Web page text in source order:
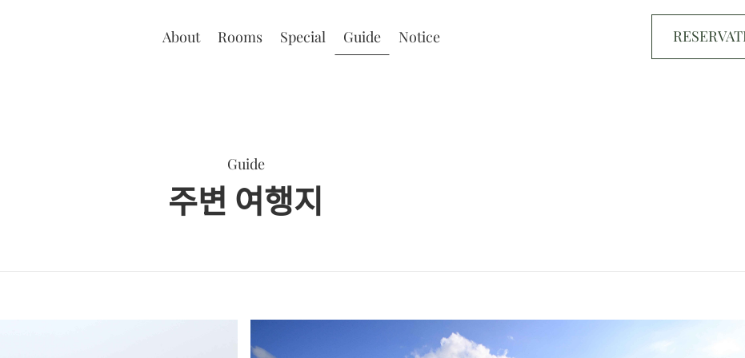
About Rooms Special Guide Notice
Guide
주변 여행지